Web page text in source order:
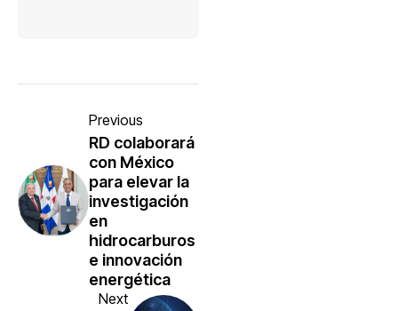
Previous
RD colaborará
con México
para elevar la
investigación
en
hidrocarburos
e innovación
energética
Next